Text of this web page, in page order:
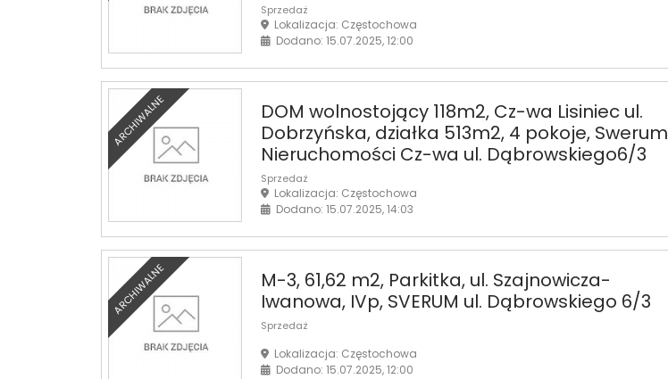
Sprzedaż
Lokalizacja: Częstochowa
Dodano: 15.07.2025, 12:00
ARCHIWALNE
DOM wolnostojący 118m2, Cz-wa Lisiniec ul.
Dobrzyńska, działka 513m2, 4 pokoje, Swerum
Nieruchomości Cz-wa ul. Dąbrowskiego6/3
Sprzedaż
Lokalizacja: Częstochowa
Dodano: 15.07.2025, 14:03
ARCHIWALNE
M-3, 61,62 m2, Parkitka, ul. Szajnowicza-
Iwanowa, IVp, SVERUM ul. Dąbrowskiego 6/3
Sprzedaż
Lokalizacja: Częstochowa
Dodano: 15.07.2025, 12:00